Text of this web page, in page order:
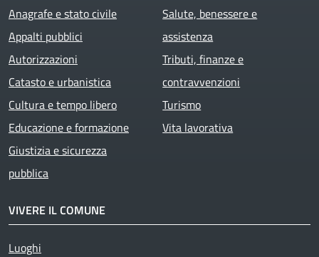
Anagrafe e stato civile
Appalti pubblici
Autorizzazioni
Catasto e urbanistica
Cultura e tempo libero
Educazione e formazione
Giustizia e sicurezza
pubblica
Salute, benessere e
assistenza
Tributi, finanze e
contravvenzioni
Turismo
Vita lavorativa
VIVERE IL COMUNE
Luoghi